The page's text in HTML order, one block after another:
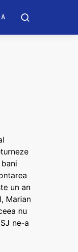
un an
Marian
nu
ne-a